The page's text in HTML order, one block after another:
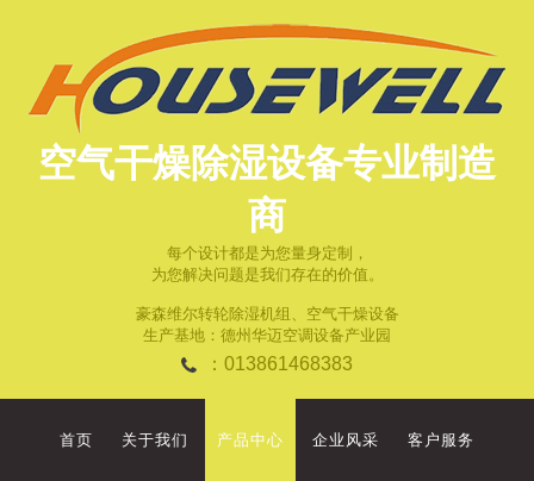
空气干燥除湿设备专业制造
商
每个设计都是为您量身定制，
为您解决问题是我们存在的价值。
豪森维尔转轮除湿机组、空气干燥设备
生产基地：德州华迈空调设备产业园
：013861468383
首页 关于我们 产品中心 企业风采 客户服务